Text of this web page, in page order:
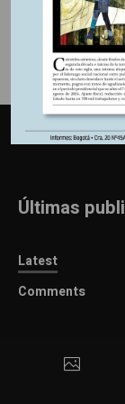
Últimas
Latest
Comments